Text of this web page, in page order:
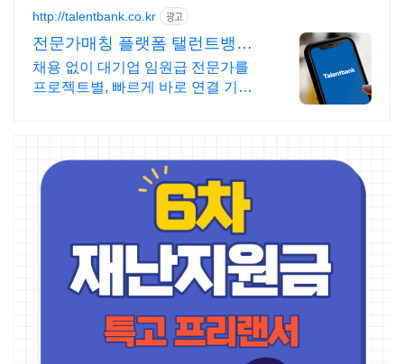
http://talentbank.co.kr 광고
전문가매칭 플랫폼 탤런트뱅크
고경력 전문가 1.9만명보유
채용 없이 대기업 임원급 전문가를
프로젝트별, 빠르게 바로 연결 기획